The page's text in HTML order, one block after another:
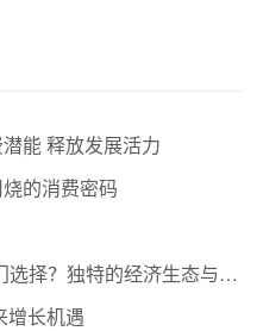
能 释放发展活力
的消费密码
选择？独特的经济生态与创
增长机遇